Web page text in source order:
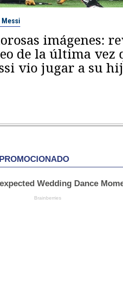
imágenes:
de la última vez
vio jugar a su